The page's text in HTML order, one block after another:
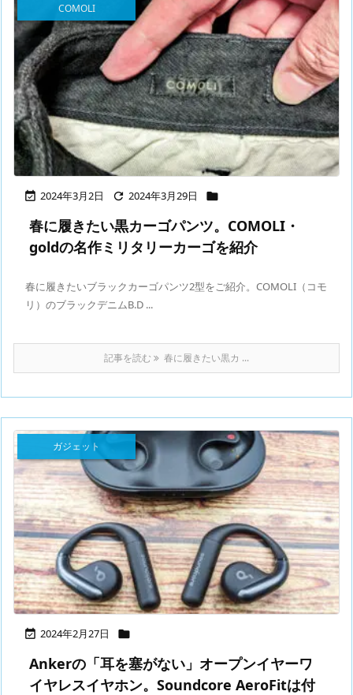
 2024年3月2日  2024年3月29日 
COMOLI
春に履きたい黒カーゴパンツ。COMOLI・
goldの名作ミリタリーカーゴを紹介
春に履きたいブラックカーゴパンツ2型をご紹介。COMOLI（コモ
リ）のブラックデニムB.D ...
記事を読む 春に履きたい黒カ ...
 2024年2月27日 
ガジェット
Ankerの「耳を塞がない」オープンイヤーワ
イヤレスイヤホン。Soundcore AeroFitは付